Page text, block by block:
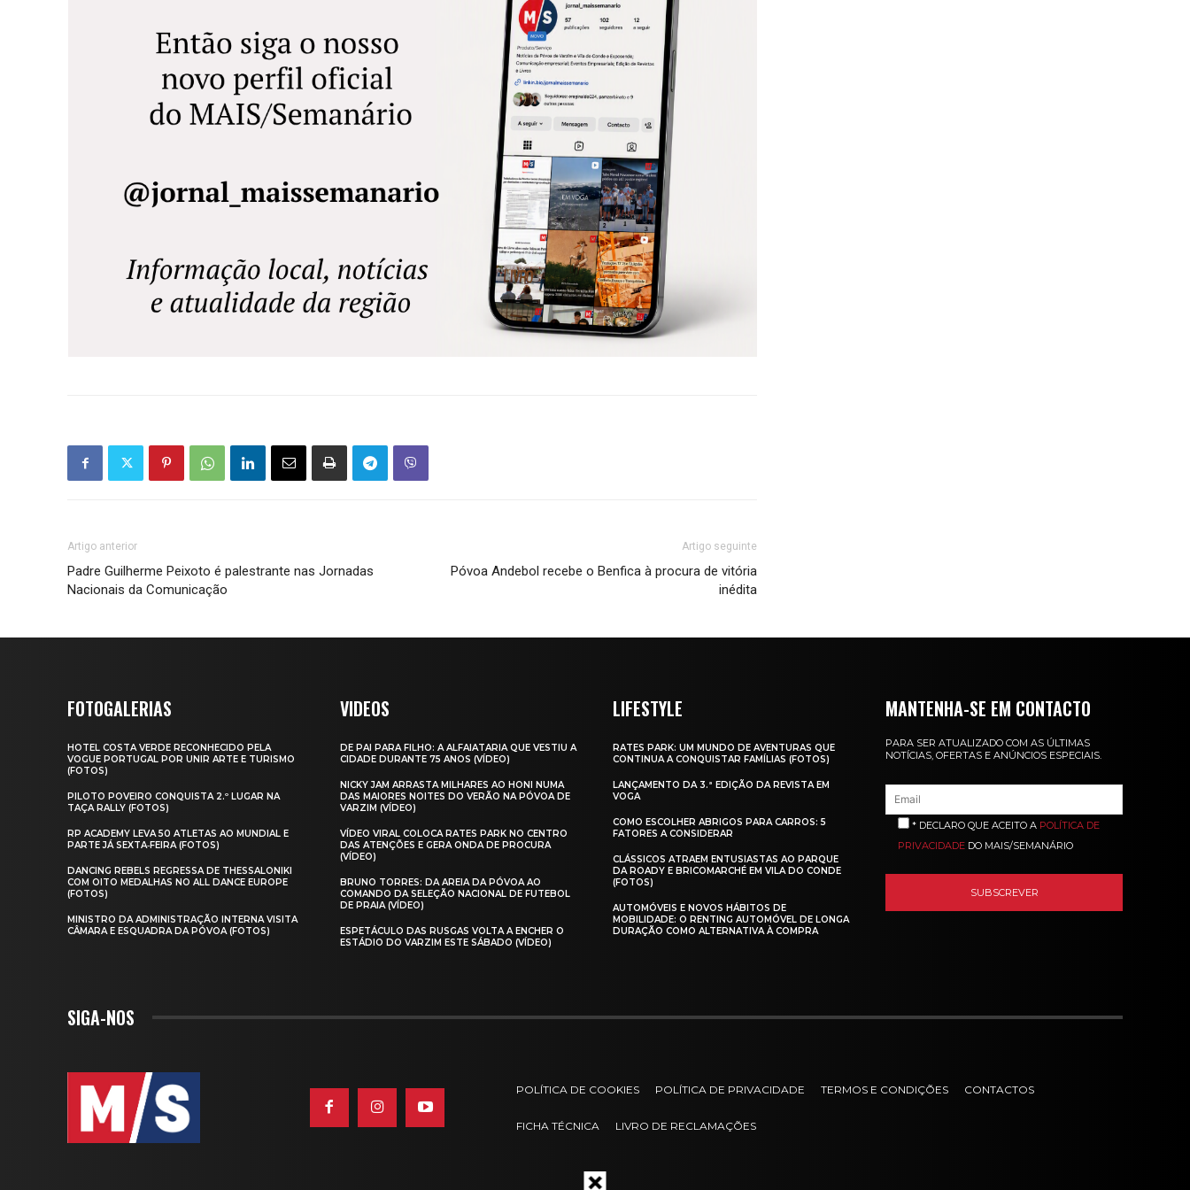
Artigo anterior
Padre Guilherme Peixoto é palestrante nas Jornadas
Nacionais da Comunicação
Artigo seguinte
Póvoa Andebol recebe o Benfica à procura de vitória
inédita
FOTOGALERIAS
HOTEL COSTA VERDE RECONHECIDO PELA
VOGUE PORTUGAL POR UNIR ARTE E TURISMO
(FOTOS)
PILOTO POVEIRO CONQUISTA 2.º LUGAR NA
TAÇA RALLY (FOTOS)
RP ACADEMY LEVA 50 ATLETAS AO MUNDIAL E
PARTE JÁ SEXTA‑FEIRA (FOTOS)
DANCING REBELS REGRESSA DE THESSALONIKI
COM OITO MEDALHAS NO ALL DANCE EUROPE
(FOTOS)
MINISTRO DA ADMINISTRAÇÃO INTERNA VISITA
CÂMARA E ESQUADRA DA PÓVOA (FOTOS)
VIDEOS
DE PAI PARA FILHO: A ALFAIATARIA QUE VESTIU A
CIDADE DURANTE 75 ANOS (VÍDEO)
NICKY JAM ARRASTA MILHARES AO HONI NUMA
DAS MAIORES NOITES DO VERÃO NA PÓVOA DE
VARZIM (VÍDEO)
VÍDEO VIRAL COLOCA RATES PARK NO CENTRO
DAS ATENÇÕES E GERA ONDA DE PROCURA
(VÍDEO)
BRUNO TORRES: DA AREIA DA PÓVOA AO
COMANDO DA SELEÇÃO NACIONAL DE FUTEBOL
DE PRAIA (VÍDEO)
ESPETÁCULO DAS RUSGAS VOLTA A ENCHER O
ESTÁDIO DO VARZIM ESTE SÁBADO (VÍDEO)
LIFESTYLE
RATES PARK: UM MUNDO DE AVENTURAS QUE
CONTINUA A CONQUISTAR FAMÍLIAS (FOTOS)
LANÇAMENTO DA 3.ª EDIÇÃO DA REVISTA EM
VOGA
COMO ESCOLHER ABRIGOS PARA CARROS: 5
FATORES A CONSIDERAR
CLÁSSICOS ATRAEM ENTUSIASTAS AO PARQUE
DA ROADY E BRICOMARCHÉ EM VILA DO CONDE
(FOTOS)
AUTOMÓVEIS E NOVOS HÁBITOS DE
MOBILIDADE: O RENTING AUTOMÓVEL DE LONGA
DURAÇÃO COMO ALTERNATIVA À COMPRA
MANTENHA-SE EM CONTACTO
PARA SER ATUALIZADO COM AS ÚLTIMAS
NOTÍCIAS, OFERTAS E ANÚNCIOS ESPECIAIS.
* DECLARO QUE ACEITO A POLÍTICA DE
PRIVACIDADE DO MAIS/SEMANÁRIO
SIGA-NOS
POLÍTICA DE COOKIES POLÍTICA DE PRIVACIDADE TERMOS E CONDIÇÕES CONTACTOS
FICHA TÉCNICA LIVRO DE RECLAMAÇÕES